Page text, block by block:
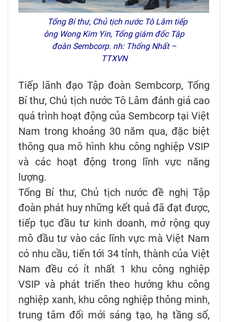
Tổng Bí thư, Chủ tịch nước Tô Lâm tiếp
ông Wong Kim Yin, Tổng giám đốc Tập
đoàn Sembcorp. nh: Thống Nhất –
TTXVN
Tiếp lãnh đạo Tập đoàn Sembcorp, Tổng
Bí thư, Chủ tịch nước Tô Lâm đánh giá cao
quá trình hoạt động của Sembcorp tại Việt
Nam trong khoảng 30 năm qua, đặc biệt
thông qua mô hình khu công nghiệp VSIP
và các hoạt động trong lĩnh vực năng
lượng.
Tổng Bí thư, Chủ tịch nước đề nghị Tập
đoàn phát huy những kết quả đã đạt được,
tiếp tục đầu tư kinh doanh, mở rộng quy
mô đầu tư vào các lĩnh vực mà Việt Nam
có nhu cầu, tiến tới 34 tỉnh, thành của Việt
Nam đều có ít nhất 1 khu công nghiệp
VSIP và phát triển theo hướng khu công
nghiệp xanh, khu công nghiệp thông minh,
trung tâm đổi mới sáng tạo, hạ tầng số,